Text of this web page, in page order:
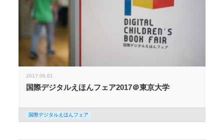
2017.06.01
国際デジタルえほんフェア2017＠東京大学
国際デジタルえほんフェア